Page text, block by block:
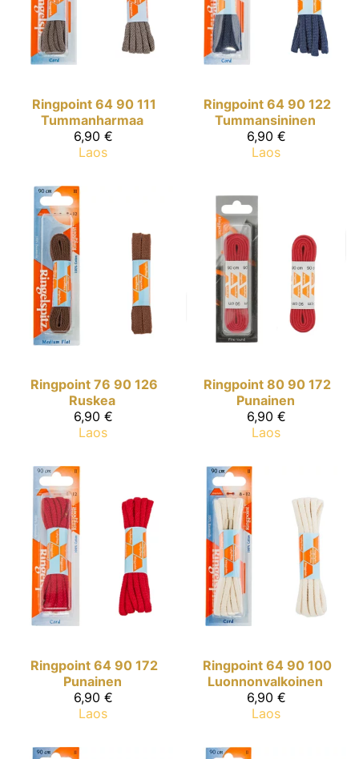
Ringpoint 64 90 111
Tummanharmaa
6,90 €
Laos
Ringpoint 64 90 122
Tummansininen
6,90 €
Laos
Ringpoint 76 90 126
Ruskea
6,90 €
Laos
Ringpoint 80 90 172
Punainen
6,90 €
Laos
Ringpoint 64 90 172
Punainen
6,90 €
Laos
Ringpoint 64 90 100
Luonnonvalkoinen
6,90 €
Laos